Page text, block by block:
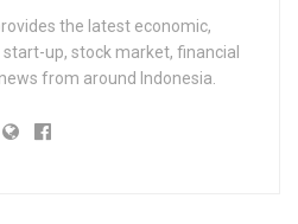
the latest economic,
up, stock market, financial
from around Indonesia.